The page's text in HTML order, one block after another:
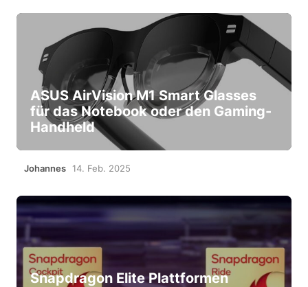
ASUS AirVision M1 Smart Glasses
für das Notebook oder den Gaming-
Handheld
Johannes 14. Feb. 2025
Snapdragon Elite Plattformen